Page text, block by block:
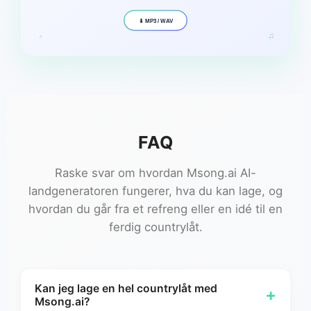
⬇ MP3 / WAV
♪ ♫
FAQ
Raske svar om hvordan Msong.ai AI-
landgeneratoren fungerer, hva du kan lage, og
hvordan du går fra et refreng eller en idé til en
ferdig countrylåt.
Kan jeg lage en hel countrylåt med
Msong.ai?
+